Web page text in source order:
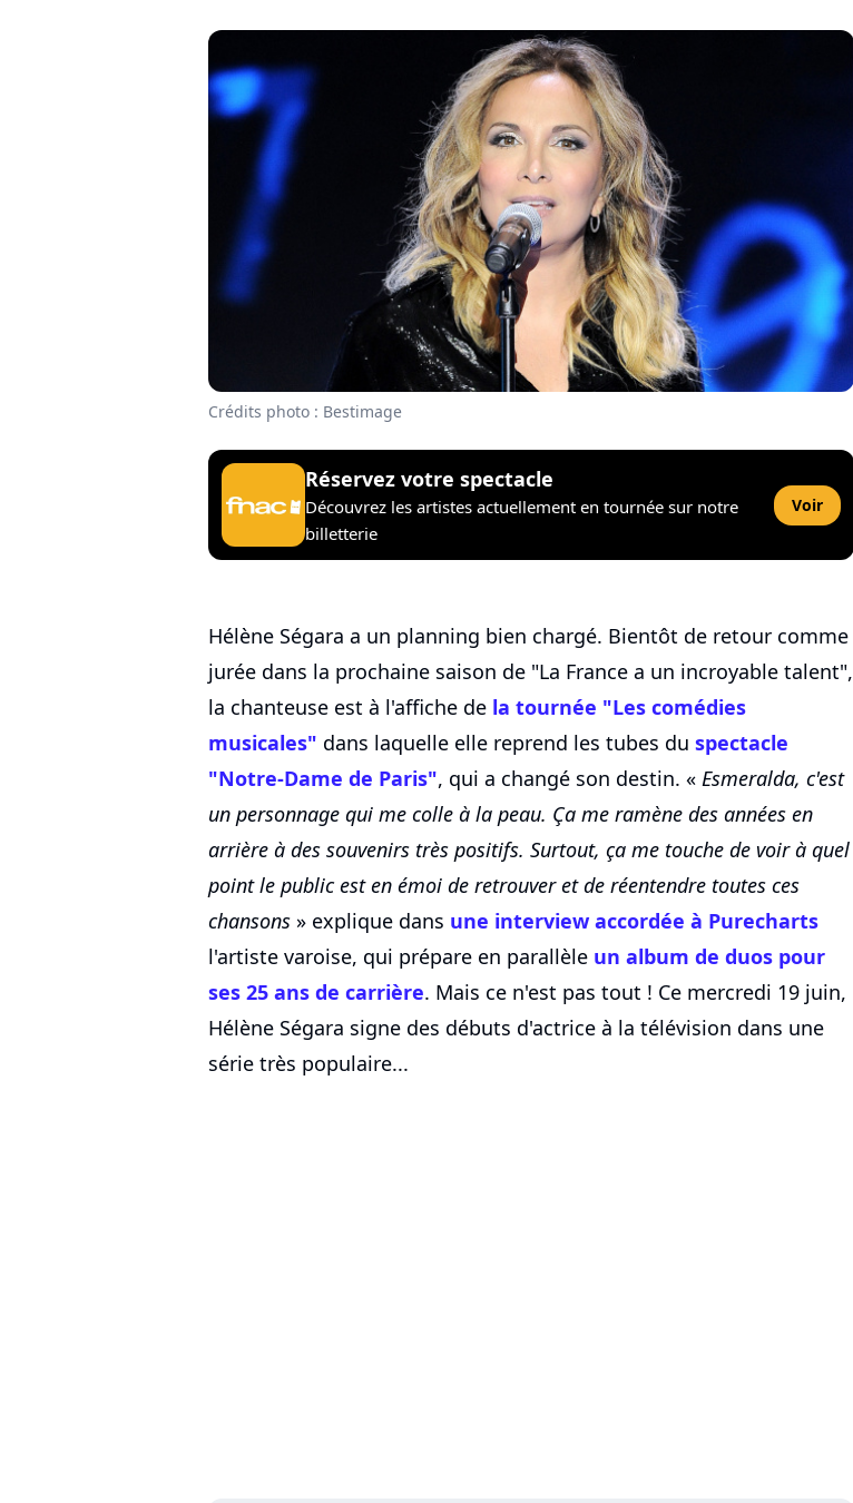
Crédits photo : Bestimage
Réservez votre spectacle
Découvrez les artistes actuellement en tournée sur notre
billetterie
Voir
Hélène Ségara a un planning bien chargé. Bientôt de retour comme
jurée dans la prochaine saison de "La France a un incroyable talent",
la chanteuse est à l'affiche de la tournée "Les comédies
musicales" dans laquelle elle reprend les tubes du spectacle
"Notre-Dame de Paris", qui a changé son destin. « Esmeralda, c'est
un personnage qui me colle à la peau. Ça me ramène des années en
arrière à des souvenirs très positifs. Surtout, ça me touche de voir à quel
point le public est en émoi de retrouver et de réentendre toutes ces
chansons » explique dans une interview accordée à Purecharts
l'artiste varoise, qui prépare en parallèle un album de duos pour
ses 25 ans de carrière. Mais ce n'est pas tout ! Ce mercredi 19 juin,
Hélène Ségara signe des débuts d'actrice à la télévision dans une
série très populaire...